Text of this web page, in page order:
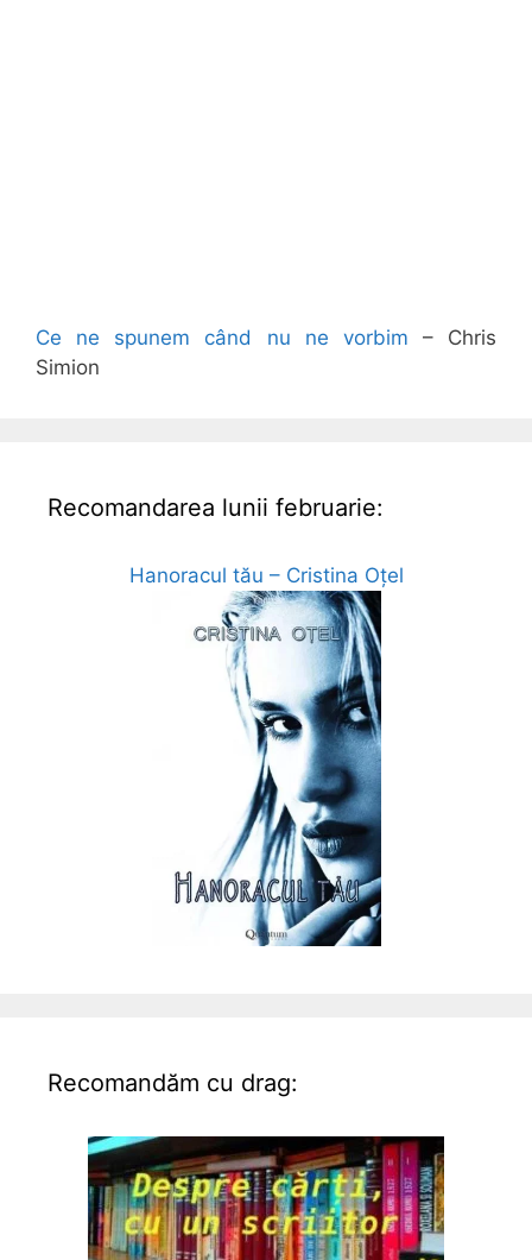
Ce ne spunem când nu ne vorbim – Chris
Simion
Recomandarea lunii februarie:
Hanoracul tău – Cristina Oțel
Recomandăm cu drag: